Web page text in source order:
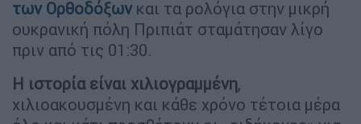
των Ορθοδόξωνκαι τα ρολόγια στην μικρή
ουκρανική πόλη Πριπιάτ σταμάτησαν λίγο
πριν από τις 01:30.
Η ιστορία είναι χιλιογραμμένη,
χιλιοακουσμένη και κάθε χρόνο τέτοια μέρα